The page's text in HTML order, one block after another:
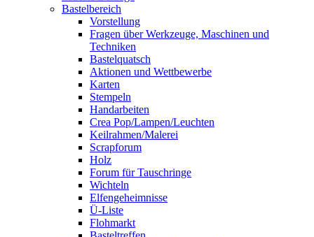
Bastelbereich
Vorstellung
Fragen über Werkzeuge, Maschinen und
Techniken
Bastelquatsch
Aktionen und Wettbewerbe
Karten
Stempeln
Handarbeiten
Crea Pop/Lampen/Leuchten
Keilrahmen/Malerei
Scrapforum
Holz
Forum für Tauschringe
Wichteln
Elfengeheimnisse
Ü-Liste
Flohmarkt